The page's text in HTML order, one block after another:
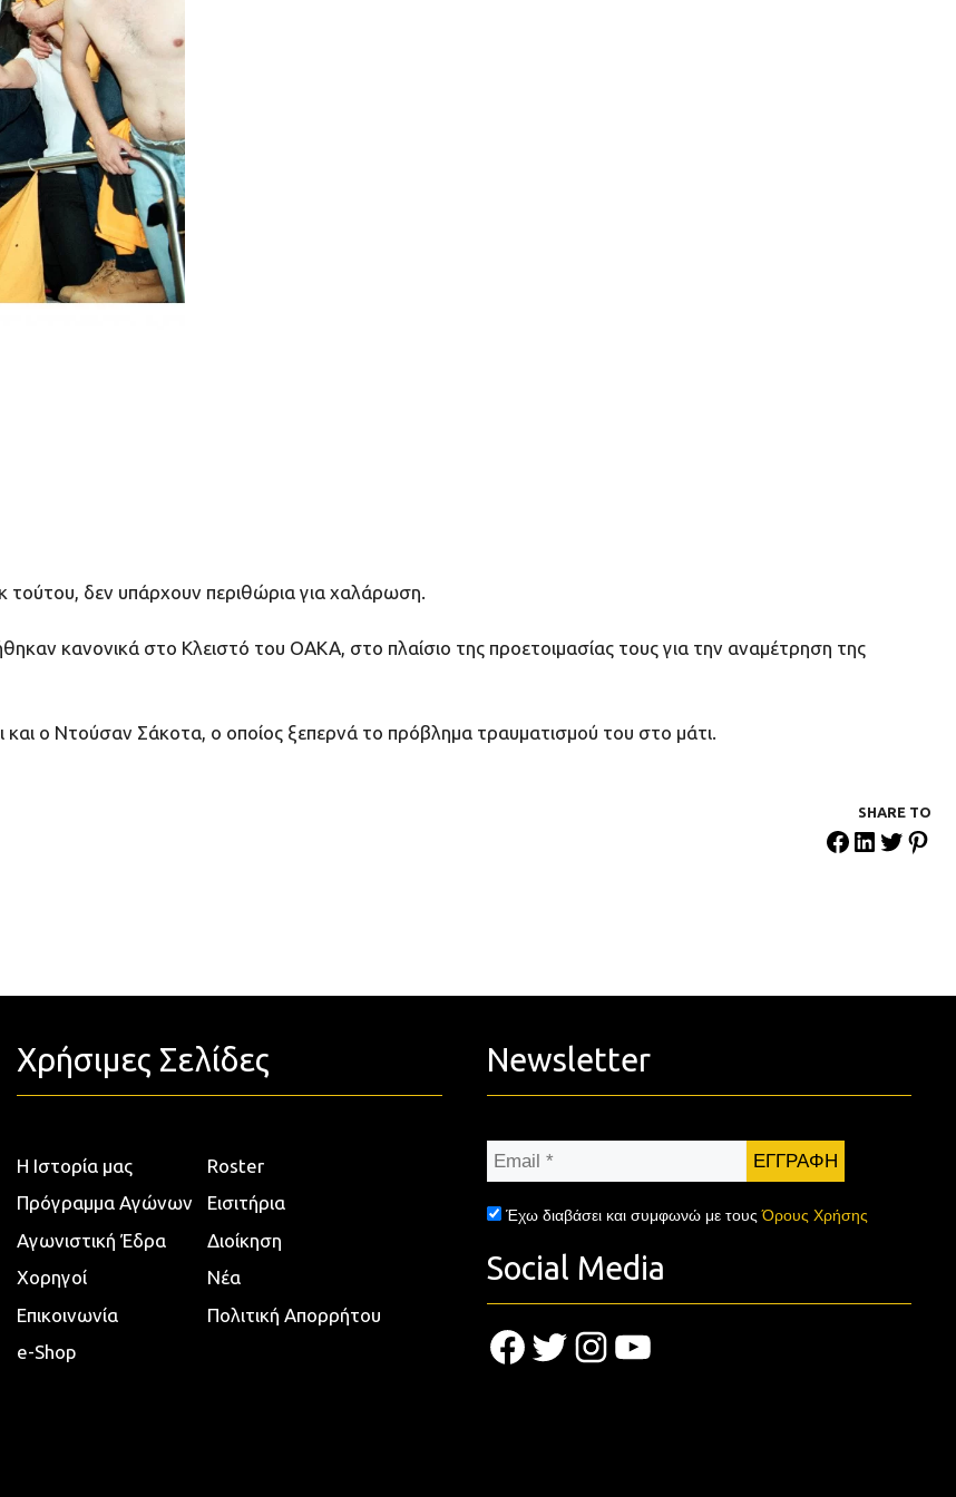
τούτου, δεν υπάρχουν περιθώρια για χαλάρωση.
κανονικά στο Κλειστό του ΟΑΚΑ, στο πλαίσιο της προετοιμασίας τους για την αναμέτρηση της
ο Ντούσαν Σάκοτα, ο οποίος ξεπερνά το πρόβλημα τραυματισμού του στο μάτι.
SHARE ΤΟ
Χρήσιμες Σελίδες
Η Ιστορία μας
Roster
Πρόγραμμα Αγώνων
Εισιτήρια
Αγωνιστική Έδρα
Διοίκηση
Χορηγοί
Νέα
Επικοινωνία
Πολιτική Απορρήτου
e-Shop
Newsletter
Email
Έχω διαβάσει και συμφωνώ με τουςΌρους Χρήσης
Social Media
Facebook
TwitterInstagram
YouTube